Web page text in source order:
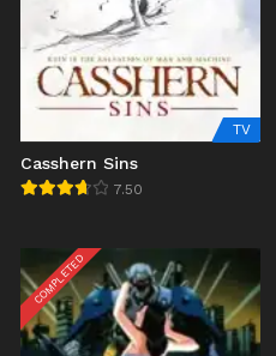
TV
Casshern Sins
7.50
COMPLETED